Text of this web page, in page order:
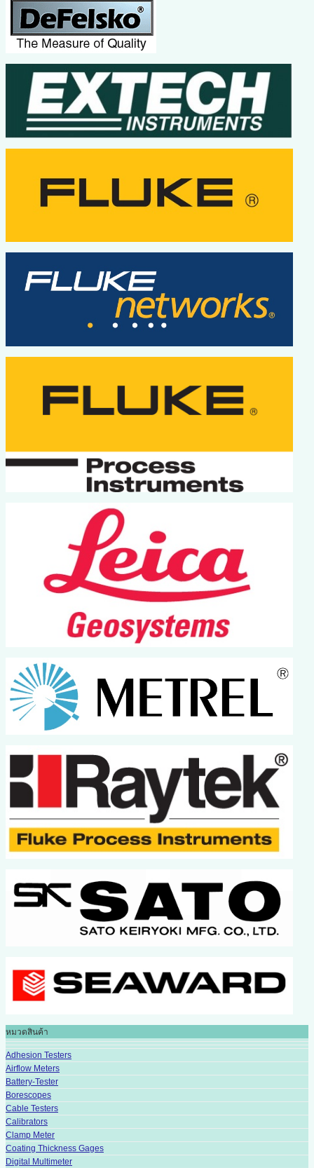
หมวดสินค้า
Adhesion Testers
Airflow Meters
Battery-Tester
Borescopes
Cable Testers
Calibrators
Clamp Meter
Coating Thickness Gages
Digital Multimeter